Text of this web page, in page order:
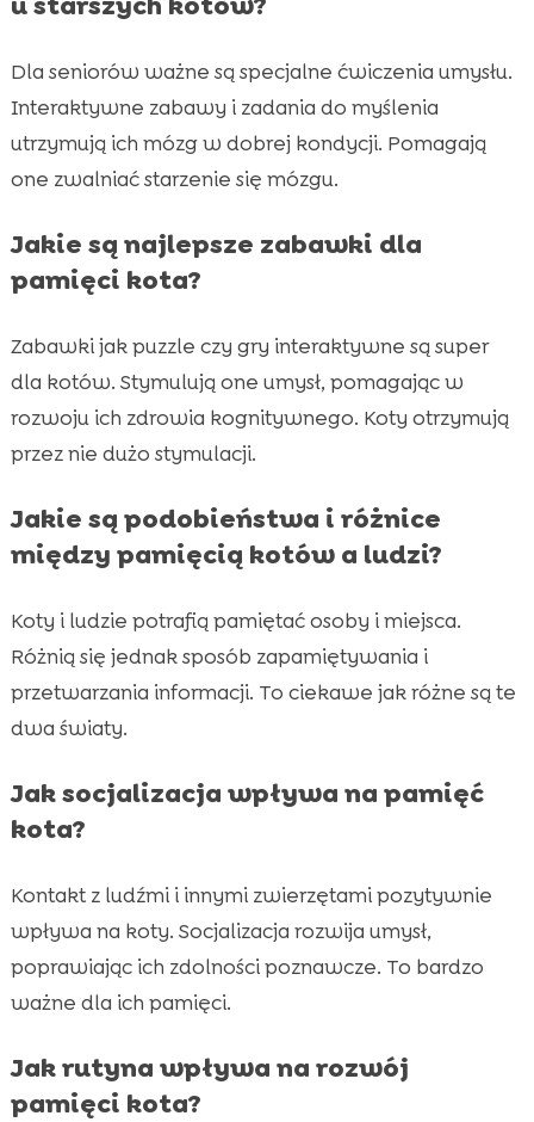
Dla seniorów ważne są specjalne ćwiczenia umysłu.
Interaktywne zabawy i zadania do myślenia
utrzymują ich mózg w dobrej kondycji. Pomagają
one zwalniać starzenie się mózgu.
Jakie są najlepsze zabawki dla
pamięci kota?
Zabawki jak puzzle czy gry interaktywne są super
dla kotów. Stymulują one umysł, pomagając w
rozwoju ich zdrowia kognitywnego. Koty otrzymują
przez nie dużo stymulacji.
Jakie są podobieństwa i różnice
między pamięcią kotów a ludzi?
Koty i ludzie potrafią pamiętać osoby i miejsca.
Różnią się jednak sposób zapamiętywania i
przetwarzania informacji. To ciekawe jak różne są te
dwa światy.
Jak socjalizacja wpływa na pamięć
kota?
Kontakt z ludźmi i innymi zwierzętami pozytywnie
wpływa na koty. Socjalizacja rozwija umysł,
poprawiając ich zdolności poznawcze. To bardzo
ważne dla ich pamięci.
Jak rutyna wpływa na rozwój
pamięci kota?